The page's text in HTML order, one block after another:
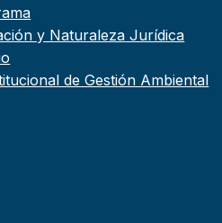
y Naturaleza Jurídica
de Gestión Ambiental